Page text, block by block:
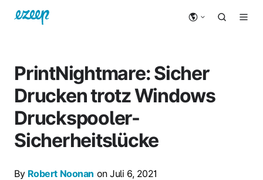
PrintNightmare: Sicher
Drucken trotz Windows
Druckspooler-
Sicherheitslücke
By Robert Noonan on Juli 6, 2021